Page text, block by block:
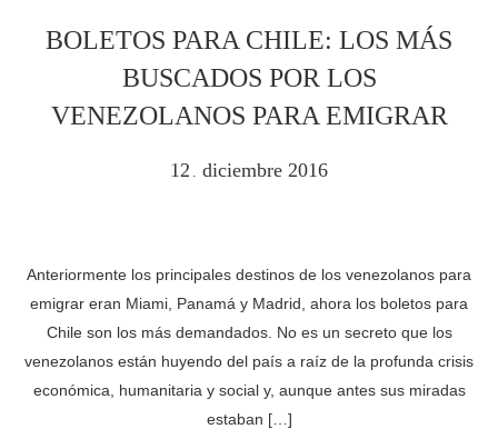
BOLETOS PARA CHILE: LOS MÁS
BUSCADOS POR LOS
VENEZOLANOS PARA EMIGRAR
12 . diciembre 2016
Anteriormente los principales destinos de los venezolanos para
emigrar eran Miami, Panamá y Madrid, ahora los boletos para
Chile son los más demandados. No es un secreto que los
venezolanos están huyendo del país a raíz de la profunda crisis
económica, humanitaria y social y, aunque antes sus miradas
estaban […]